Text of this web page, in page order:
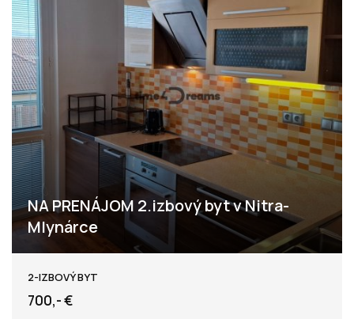
NA PRENÁJOM 2.izbový byt v Nitra-
Mlynárce
Nitrianska, Nitra
2-IZBOVÝ BYT
700,- €